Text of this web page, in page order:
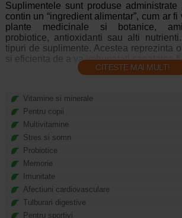
Suplimentele sunt produse
contin un “ingredient alimentar”, cum ar
plante medicinale si botanice,
probiotice, antioxidanti sau alti
tipuri de suplimente. Acestea reprezinta
si eficienta de a va imbunatati sanatatea
Vitamine
Vitaminele sunt substante nutritive
organismul are nevoie pentru a functiona
ramane sanatos.
Vitaminele pot fi de doua feluri:
Vitamine liposolubile. Aceste
grasimi si sunt stocate in
CITESTE MAI MULT!
Vitamine si minerale
Pentru copii
Multivitamine
Stres si somn
Probiotice
Memorie
Imunitate
Afectiuni cardiovasculare
Tulburari digestive
Pentru sportivi